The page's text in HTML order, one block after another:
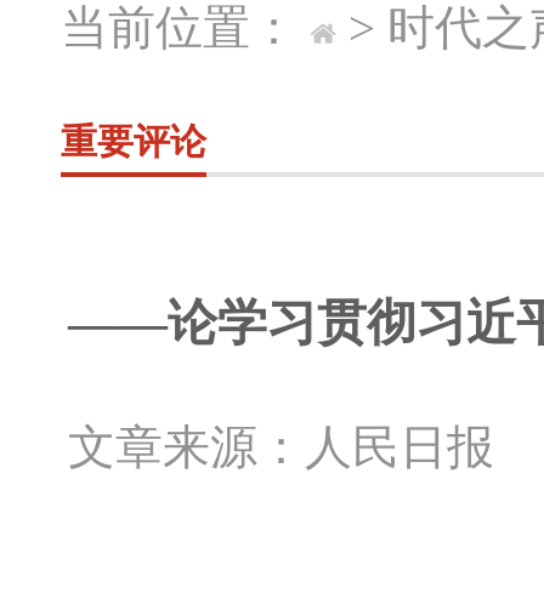
当前位置： > 时代之
重要评论
——论学习贯彻习近
文章来源：人民日